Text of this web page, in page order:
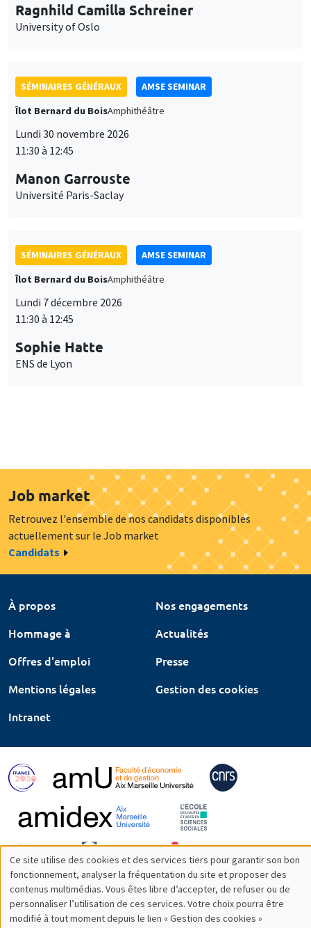
Ragnhild Camilla Schreiner
University of Oslo
SÉMINAIRES GÉNÉRAUX
AMSE SEMINAR
Îlot Bernard du BoisAmphithéâtre
Lundi 30 novembre 2026
11:30 à 12:45
Manon Garrouste
Université Paris-Saclay
SÉMINAIRES GÉNÉRAUX
AMSE SEMINAR
Îlot Bernard du BoisAmphithéâtre
Lundi 7 décembre 2026
11:30 à 12:45
Sophie Hatte
ENS de Lyon
Job market
Retrouvez l'ensemble de nos candidats disponibles
actuellement sur le Job market
Candidats
À propos
Nos engagements
Hommage à
Actualités
Offres d'emploi
Presse
Mentions légales
Gestion des cookies
Intranet
Utilisation
des
Ce site utilise des cookies et des services tiers pour garantir son bon
fonctionnement, analyser la fréquentation du site et proposer des
contenus multimédias. Vous êtes libre d’accepter, de refuser ou de
personnaliser l’utilisation de ces services. Votre choix pourra être
modifié à tout moment depuis le lien « Gestion des cookies »